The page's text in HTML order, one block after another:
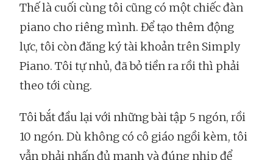
Thế là cuối cùng tôi cũng có một chiếc đàn
piano cho riêng mình. Để tạo thêm động
lực, tôi còn đăng ký tài khoản trên Simply
Piano. Tôi tự nhủ, đã bỏ tiền ra rồi thì phải
theo tới cùng.
Tôi bắt đầu lại với những bài tập 5 ngón, rồi
10 ngón. Dù không có cô giáo ngồi kèm, tôi
vẫn phải nhấn đủ mạnh và đúng nhịp để